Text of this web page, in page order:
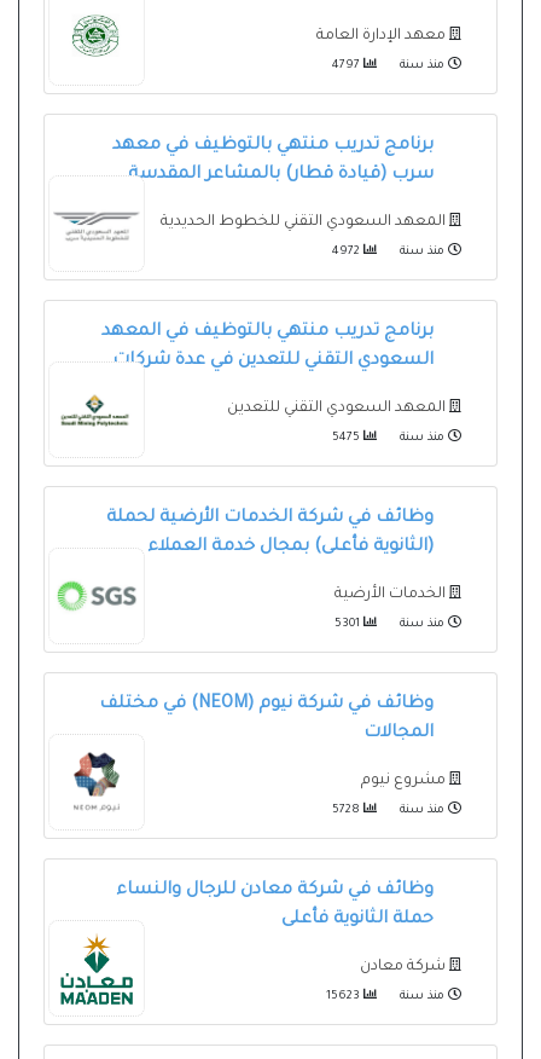
معهد الإدارة العامة
منذ سنة
برنامج تدريب منتهي بالتوظيف في معهد
سرب (قيادة قطار) بالمشاعر المقدسة
المعهد السعودي التقني للخطوط الحديدية
منذ سنة
برنامج تدريب منتهي بالتوظيف في المعهد
السعودي التقني للتعدين في عدة شركات
المعهد السعودي التقني للتعدين
منذ سنة
وظائف في شركة الخدمات الأرضية لحملة
(الثانوية فأعلى) بمجال خدمة العملاء
الخدمات الأرضية
منذ سنة
وظائف في شركة نيوم (NEOM) في مختلف
المجالات
مشروع نيوم
منذ سنة
وظائف في شركة معادن للرجال والنساء
حملة الثانوية فأعلى
شركة معادن
منذ سنة